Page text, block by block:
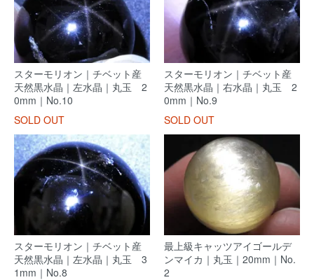
スターモリオン｜チベット産
天然黒水晶｜左水晶｜丸玉 2
0mm｜No.10
SOLD OUT
スターモリオン｜チベット産
天然黒水晶｜右水晶｜丸玉 2
0mm｜No.9
SOLD OUT
スターモリオン｜チベット産
天然黒水晶｜左水晶｜丸玉 3
1mm｜No.8
最上級キャッツアイゴールデ
ンマイカ｜丸玉｜20mm｜No.
2